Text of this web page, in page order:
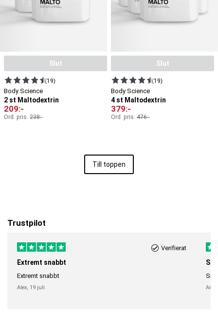
Slut
(19)
Body Science
2 st Maltodextrin
209:-
Ord. pris: 238:-
Slut
(19)
Body Science
4 st Maltodextrin
379:-
Ord. pris: 476:-
Till toppen
Trustpilot
Verifierat
Extremt snabbt
Extremt snabbt
Alex, 19 juli